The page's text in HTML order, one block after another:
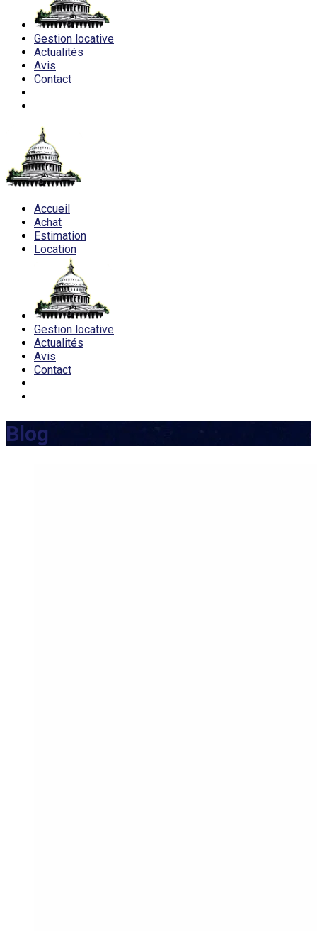
Gestion locative
Actualités
Avis
Contact
Accueil
Achat
Estimation
Location
Gestion locative
Actualités
Avis
Contact
Blog